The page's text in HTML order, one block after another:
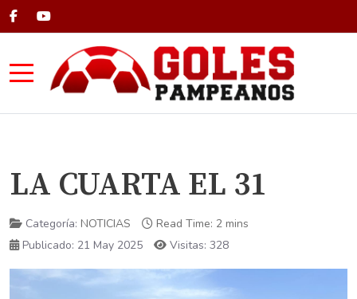
Mobile Menu Toggle
LA CUARTA EL 31
Categoría: NOTICIAS
Read Time: 2 mins
Publicado: 21 May 2025
Visitas: 328